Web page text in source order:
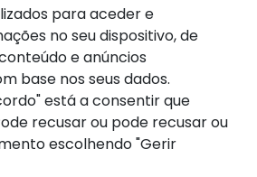
para aceder e
no seu dispositivo, de
e anúncios
base nos seus dados.
está a consentir que
recusar ou pode recusar ou
escolhendo "Gerir